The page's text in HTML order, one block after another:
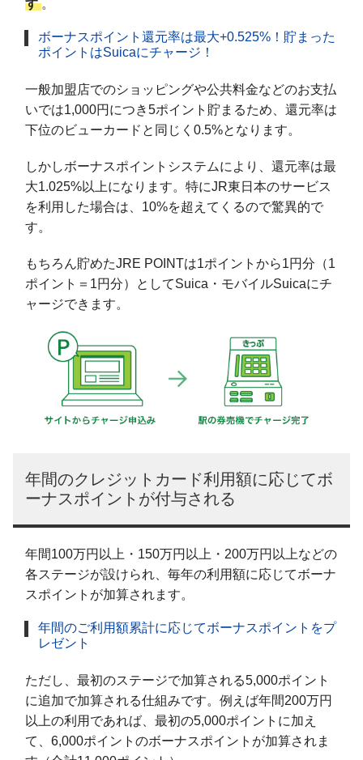
す 。
ボーナスポイント還元率は最大+0.525%！貯まった
ポイントはSuicaにチャージ！
一般加盟店でのショッピングや公共料金などのお支払
いでは1,000円につき5ポイント貯まるため、還元率は
下位のビューカードと同じく0.5%となります。
しかしボーナスポイントシステムにより、還元率は最
大1.025%以上になります。特にJR東日本のサービス
を利用した場合は、10%を超えてくるので驚異的で
す。
もちろん貯めたJRE POINTは1ポイントから1円分（1
ポイント＝1円分）としてSuica・モバイルSuicaにチ
ャージできます。
年間のクレジットカード利用額に応じてボ
ーナスポイントが付与される
年間100万円以上・150万円以上・200万円以上などの
各ステージが設けられ、毎年の利用額に応じてボーナ
スポイントが加算されます。
年間のご利用額累計に応じてボーナスポイントをプ
レゼント
ただし、最初のステージで加算される5,000ポイント
に追加で加算される仕組みです。例えば年間200万円
以上の利用であれば、最初の5,000ポイントに加え
て、6,000ポイントのボーナスポイントが加算されま